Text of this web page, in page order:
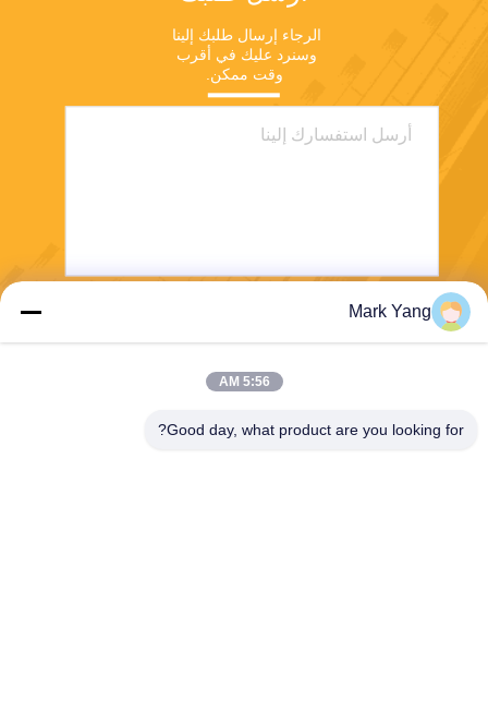
وقت ممكن.
Mark Yang
5:56 AM
Good day, what product are you looking for?